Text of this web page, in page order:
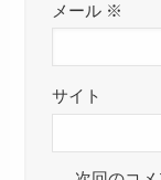
メール ※
サイト